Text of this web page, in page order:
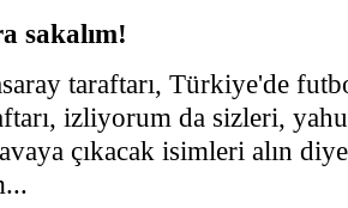
sakalım!
taraftarı, Türkiye'de
izliyorum da sizleri,
çıkacak isimleri alın